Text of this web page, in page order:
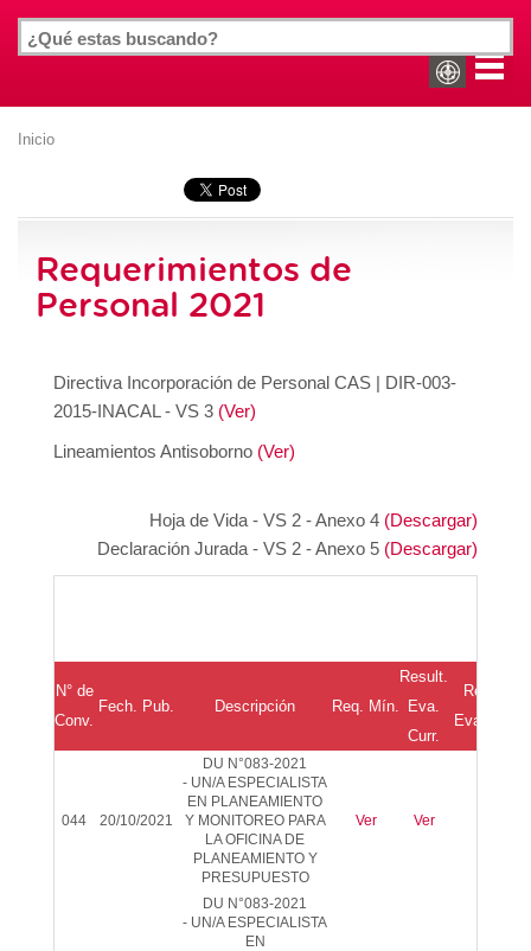
Inicio
Requerimientos de
Personal 2021
Directiva Incorporación de Personal CAS | DIR-003-
2015-INACAL - VS 3 (Ver)
Lineamientos Antisoborno (Ver)
Hoja de Vida - VS 2 - Anexo 4 (Descargar)
Declaración Jurada - VS 2 - Anexo 5 (Descargar)
N° de
Conv.
Fech. Pub. Descripción Req. Mín.
Result.
Eva.
Curr.
Result.
Eva. Téc.
044 20/10/2021
DU N°083-2021
- UN/A ESPECIALISTA
EN PLANEAMIENTO
Y MONITOREO PARA
LA OFICINA DE
PLANEAMIENTO Y
PRESUPUESTO
Ver Ver
DU N°083-2021
- UN/A ESPECIALISTA
EN